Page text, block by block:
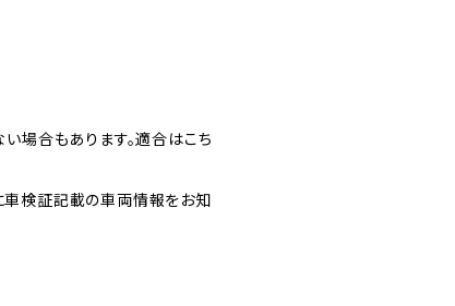
場合もあります。適合はこち
検証記載の車両情報をお知